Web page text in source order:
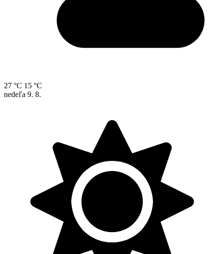
27 °C 15 °C
nedeľa 9. 8.